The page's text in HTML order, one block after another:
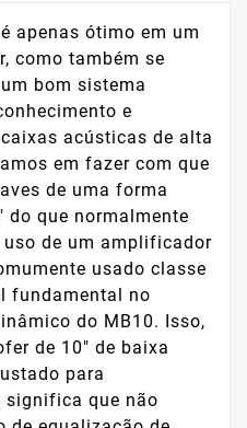
apenas ótimo em um
como também se
bom sistema
e
acústicas de alta
em fazer com que
de uma forma
do que normalmente
uso de um amplificador
usado classe
fundamental no
do MB10. Isso,
de 10" de baixa
para
significa que não